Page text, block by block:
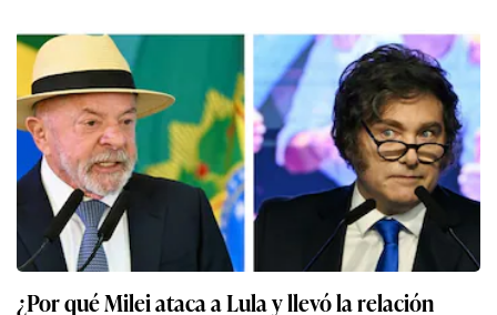
¿Por qué Milei ataca a Lula y llevó la relación